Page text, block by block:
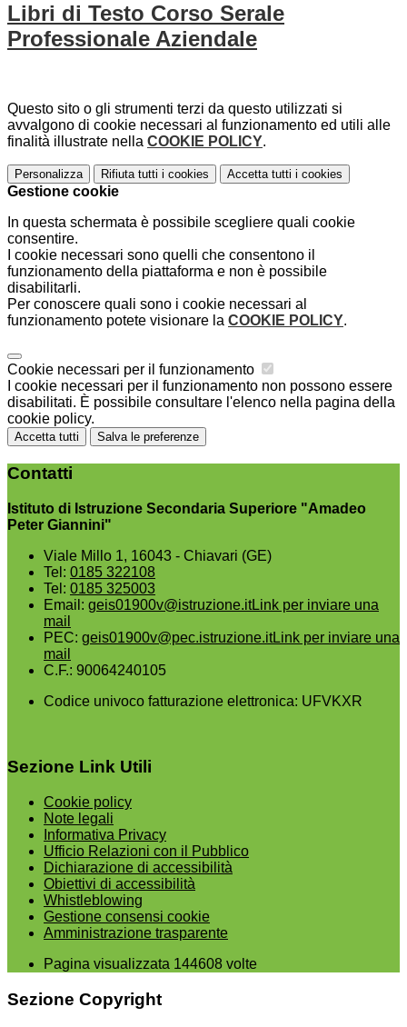
Libri di Testo Corso Serale
Professionale Aziendale
Questo sito o gli strumenti terzi da questo utilizzati si
avvalgono di cookie necessari al funzionamento ed utili alle
finalità illustrate nella COOKIE POLICY.
Personalizza Rifiuta tutti i cookies Accetta tutti i cookies
Gestione cookie
In questa schermata è possibile scegliere quali cookie
consentire.
I cookie necessari sono quelli che consentono il
funzionamento della piattaforma e non è possibile
disabilitarli.
Per conoscere quali sono i cookie necessari al
funzionamento potete visionare la COOKIE POLICY.
Cookie necessari per il funzionamento
I cookie necessari per il funzionamento non possono essere
disabilitati. È possibile consultare l'elenco nella pagina della
cookie policy.
Accetta tutti Salva le preferenze
Contatti
Istituto di Istruzione Secondaria Superiore "Amadeo
Peter Giannini"
Viale Millo 1, 16043 - Chiavari (GE)
Tel: 0185 322108
Tel: 0185 325003
Email: geis01900v@istruzione.itLink per inviare una
mail
PEC: geis01900v@pec.istruzione.itLink per inviare una
mail
C.F.: 90064240105
Codice univoco fatturazione elettronica: UFVKXR
Sezione Link Utili
Cookie policy
Note legali
Informativa Privacy
Ufficio Relazioni con il Pubblico
Dichiarazione di accessibilità
Obiettivi di accessibilità
Whistleblowing
Gestione consensi cookie
Amministrazione trasparente
Pagina visualizzata 144608 volte
Sezione Copyright